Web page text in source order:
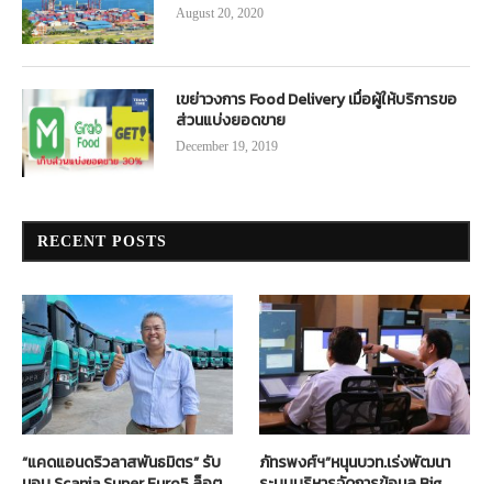
August 20, 2020
เขย่าวงการ Food Delivery เมื่อผู้ให้บริการขอ
ส่วนแบ่งยอดขาย
December 19, 2019
RECENT POSTS
“แคดแอนดริวลาสพันธมิตร” รับ
ภัทรพงศ์ฯ”หนุนบวท.เร่งพัฒนา